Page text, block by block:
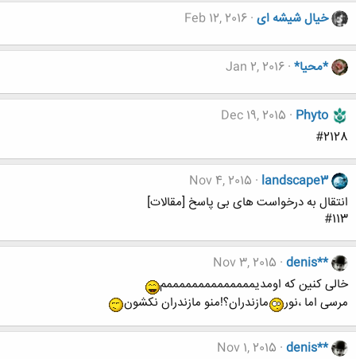
خیال شیشه ای Feb 12, 2016
*محیا* Jan 2, 2016
Phyto
Dec 19, 2015
#2128
landscape3
Nov 4, 2015
انتقال به درخواست های بی پاسخ [مقالات]
#113
denis**
Nov 3, 2015
خالی کنین که اومدیممممممممممممممم
مرسی اما ،نور
مازندران؟!منو مازندران نکشون
denis**
Nov 1, 2015